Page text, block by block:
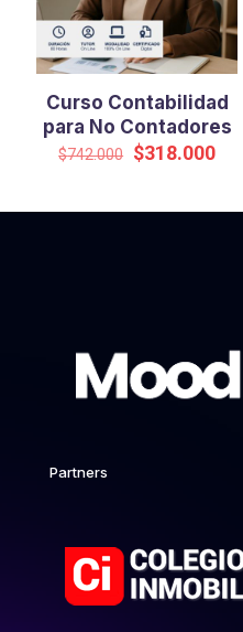
Curso Contabilidad
para No Contadores
$742.000 El
era:
$318.000El
es:
Partners